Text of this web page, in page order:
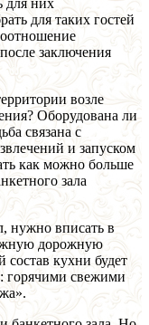
для них
для таких гостей
заключения
возле
Оборудована ли
связана с
и запуском
как можно больше
зала
нужно вписать в
дорожную
состав кухни будет
горячими свежими